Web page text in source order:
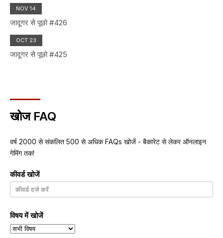
NOV 14
जादूगर से पूछो #426
OCT 23
जादूगर से पूछो #425
खोज FAQ
वर्ष 2000 से संकलित 500 से अधिक FAQs खोजें - बैकारेट से लेकर ऑनलाइन
गेमिंग तक!
कीवर्ड खोजें
विषय में खोजें